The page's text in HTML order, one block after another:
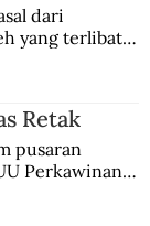
dari
yang terlibat
Retak
pusaran
Perkawinan.